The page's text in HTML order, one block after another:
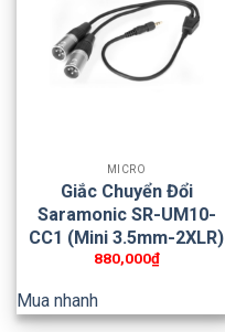
MICRO
Giắc Chuyển Đổi
Saramonic SR-UM10-
CC1 (Mini 3.5mm-2XLR)
880,000₫
Mua nhanh